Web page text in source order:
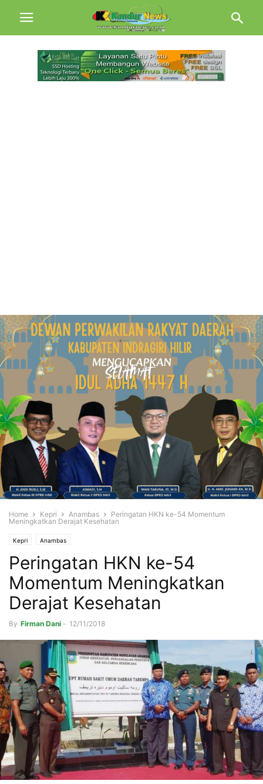
Home Kepri Anambas
Peringatan HKN ke-54 Momentum
Meningkatkan Derajat Kesehatan
Kepri Anambas
Peringatan HKN ke-54
Momentum Meningkatkan
Derajat Kesehatan
By Firman Dani - 12/11/2018